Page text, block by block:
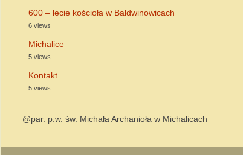
600 – lecie kościoła w Baldwinowicach
6 views
Michalice
5 views
Kontakt
5 views
@par. p.w. św. Michała Archanioła w Michalicach